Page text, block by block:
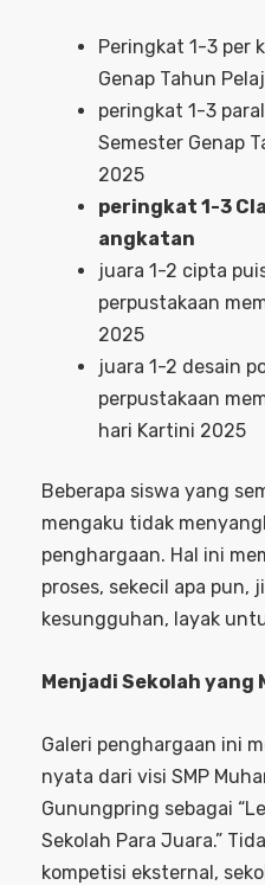
Peringkat 1-3 per
Genap Tahun
peringkat 1-3
Semester Genap
2025
peringkat 1-3
angkatan
juara 1-2 cipta
perpustakaan
2025
juara 1-2 desain
perpustakaan
hari Kartini 2025
Beberapa siswa yang
mengaku tidak
penghargaan. Hal ini
proses, sekecil apa pun,
kesungguhan, layak
Menjadi Sekolah yang
Galeri penghargaan ini
nyata dari visi SMP
Gunungpring sebagai
Sekolah Para Juara.”
kompetisi eksternal,